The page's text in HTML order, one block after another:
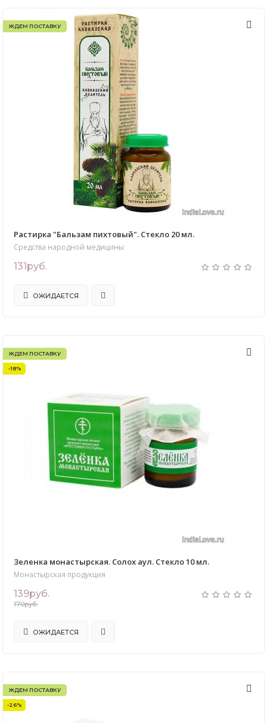
ЖДЕМ ПОСТАВКУ
Растирка "Бальзам пихтовый". Стекло 20 мл.
Средства народной медицины
131руб.
ОЖИДАЕТСЯ
ЖДЕМ ПОСТАВКУ
-18%
Зеленка монастырская. Солох аул. Стекло 10 мл.
Монастырская продукция
139руб.
170руб.
ОЖИДАЕТСЯ
ЖДЕМ ПОСТАВКУ
-26%